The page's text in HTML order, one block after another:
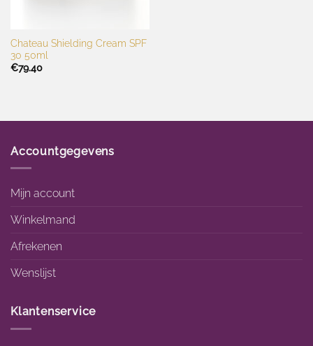
Chateau Shielding Cream SPF
30 50ml
€79.40
Accountgegevens
Mijn account
Winkelmand
Afrekenen
Wenslijst
Klantenservice